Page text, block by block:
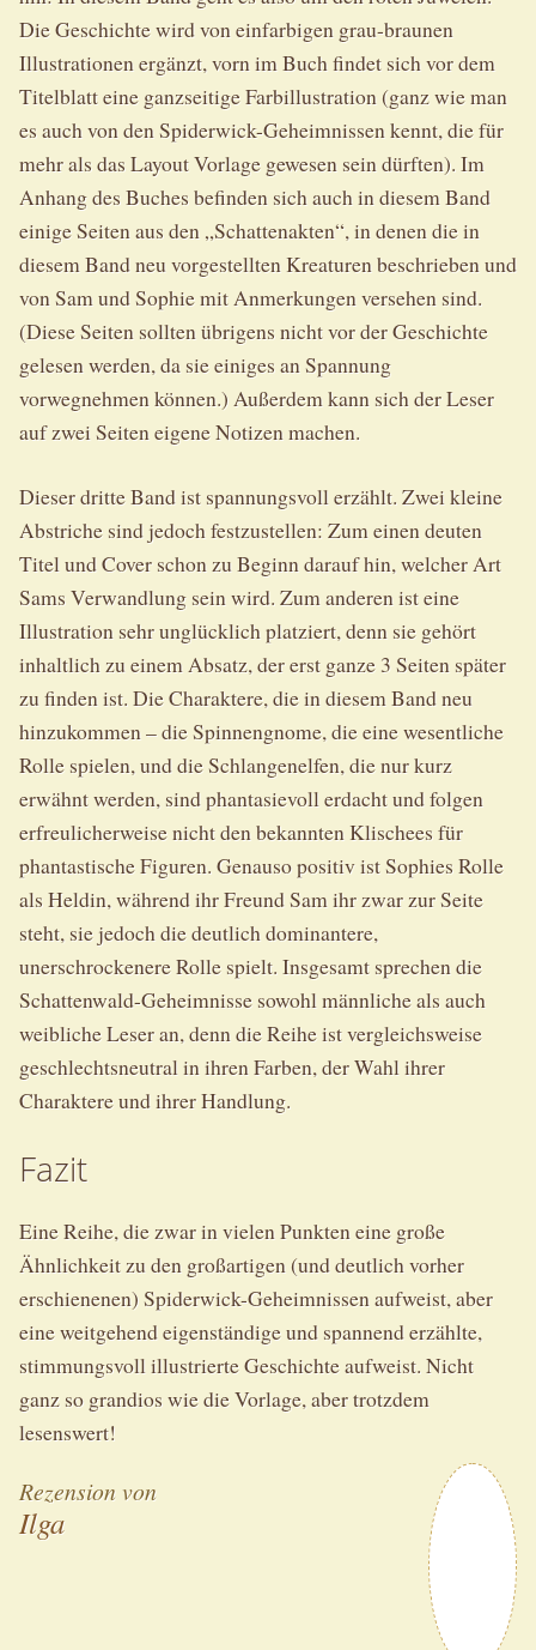
Die Geschichte wird von einfarbigen grau-braunen
Illustrationen ergänzt, vorn im Buch findet sich vor dem
Titelblatt eine ganzseitige Farbillustration (ganz wie man
es auch von den Spiderwick-Geheimnissen kennt, die für
mehr als das Layout Vorlage gewesen sein dürften). Im
Anhang des Buches befinden sich auch in diesem Band
einige Seiten aus den „Schattenakten“, in denen die in
diesem Band neu vorgestellten Kreaturen beschrieben und
von Sam und Sophie mit Anmerkungen versehen sind.
(Diese Seiten sollten übrigens nicht vor der Geschichte
gelesen werden, da sie einiges an Spannung
vorwegnehmen können.) Außerdem kann sich der Leser
auf zwei Seiten eigene Notizen machen.
Dieser dritte Band ist spannungsvoll erzählt. Zwei kleine
Abstriche sind jedoch festzustellen: Zum einen deuten
Titel und Cover schon zu Beginn darauf hin, welcher Art
Sams Verwandlung sein wird. Zum anderen ist eine
Illustration sehr unglücklich platziert, denn sie gehört
inhaltlich zu einem Absatz, der erst ganze 3 Seiten später
zu finden ist. Die Charaktere, die in diesem Band neu
hinzukommen – die Spinnengnome, die eine wesentliche
Rolle spielen, und die Schlangenelfen, die nur kurz
erwähnt werden, sind phantasievoll erdacht und folgen
erfreulicherweise nicht den bekannten Klischees für
phantastische Figuren. Genauso positiv ist Sophies Rolle
als Heldin, während ihr Freund Sam ihr zwar zur Seite
steht, sie jedoch die deutlich dominantere,
unerschrockenere Rolle spielt. Insgesamt sprechen die
Schattenwald-Geheimnisse sowohl männliche als auch
weibliche Leser an, denn die Reihe ist vergleichsweise
geschlechtsneutral in ihren Farben, der Wahl ihrer
Charaktere und ihrer Handlung.
Fazit
Eine Reihe, die zwar in vielen Punkten eine große
Ähnlichkeit zu den großartigen (und deutlich vorher
erschienenen) Spiderwick-Geheimnissen aufweist, aber
eine weitgehend eigenständige und spannend erzählte,
stimmungsvoll illustrierte Geschichte aufweist. Nicht
ganz so grandios wie die Vorlage, aber trotzdem
lesenswert!
Rezension von
Ilga